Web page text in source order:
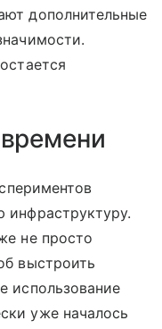
дополнительные
инфраструктуру.
не просто
выстроить
использование
уже началось